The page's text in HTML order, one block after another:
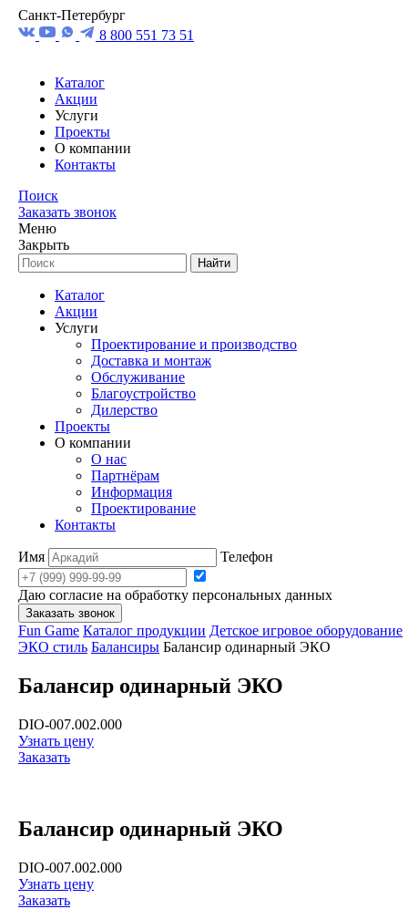
Санкт-Петербург
8 800 551 73 51
Каталог
Акции
Услуги
Проекты
О компании
Контакты
Поиск
Заказать звонок
Меню
Закрыть
Найти
Каталог
Акции
Услуги
Проектирование и производство
Доставка и монтаж
Обслуживание
Благоустройство
Дилерство
Проекты
О компании
О нас
Партнёрам
Информация
Проектирование
Контакты
Имя Телефон
Даю согласие на обработку персональных данных
Заказать звонок
Fun Game Каталог продукции Детское игровое оборудование
ЭКО стиль Балансиры Балансир одинарный ЭКО
Балансир одинарный ЭКО
DIO-007.002.000
Узнать цену
Заказать
Балансир одинарный ЭКО
DIO-007.002.000
Узнать цену
Заказать